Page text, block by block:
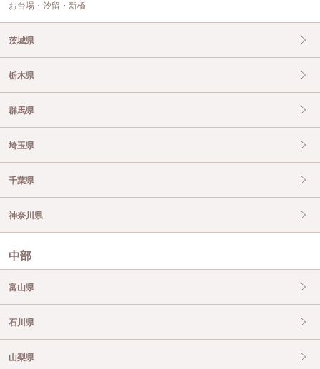
お台場・汐留・新橋
茨城県
栃木県
群馬県
埼玉県
千葉県
神奈川県
中部
富山県
石川県
山梨県